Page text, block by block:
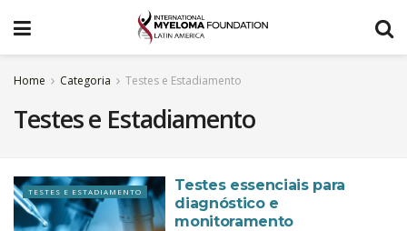
Home Categoria Testes e Estadiamento
Testes e Estadiamento
TESTES E ESTADIAMENTO
Testes essenciais para
diagnóstico e
monitoramento